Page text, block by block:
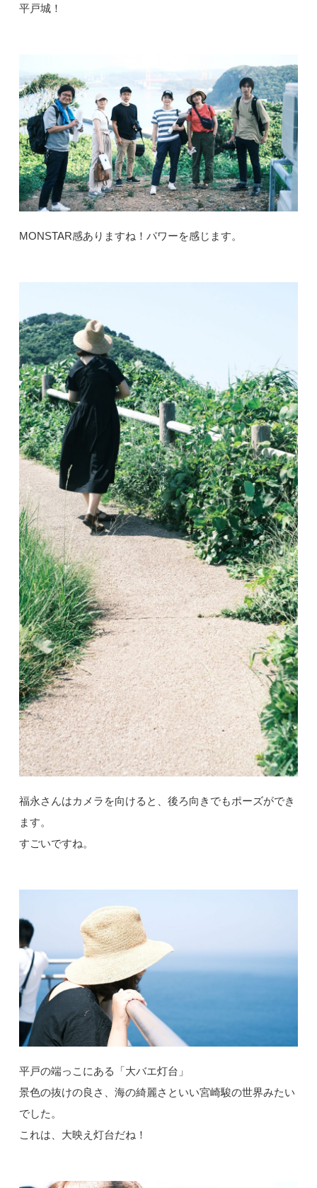
平戸城！
MONSTAR感ありますね！パワーを感じます。
福永さんはカメラを向けると、後ろ向きでもポーズができ
ます。
すごいですね。
平戸の端っこにある「大バエ灯台」
景色の抜けの良さ、海の綺麗さといい宮崎駿の世界みたい
でした。
これは、大映え灯台だね！